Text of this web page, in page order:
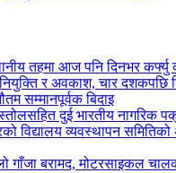
तहमा आज पनि दिनभर कर्फ्यु
नियुक्ति र अवकाश, चार
सम्मानपूर्वक बिदाइ
दुई भारतीय नागरिक
विद्यालय व्यवस्थापन समितिको
गाँजा बरामद, मोटरसाइकल